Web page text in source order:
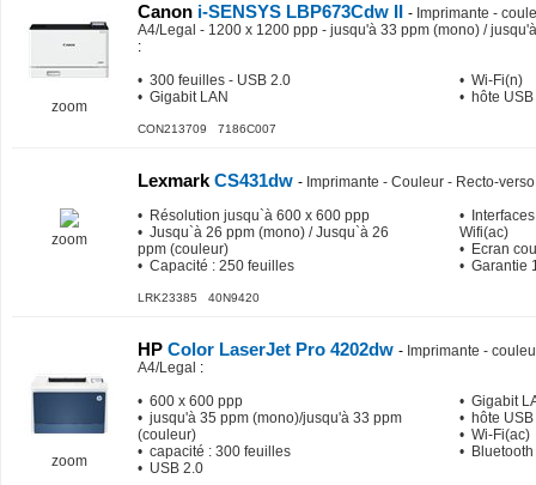
zoom
Canon i-SENSYS LBP673Cdw II - Imprimante -
A4/Legal - 1200 x 1200 ppp - jusqu'à 33 ppm (mono) /
:
• 300 feuilles - USB 2.0
• Gigabit LAN
• Wi-Fi(n)
• hôte USB
CON213709 7186C007
zoom
Lexmark CS431dw - Imprimante - Couleur - Recto-
• Résolution jusqu`à 600 x 600 ppp
• Jusqu`à 26 ppm (mono) / Jusqu`à 26
ppm (couleur)
• Capacité : 250 feuilles
•
Wifi(ac)
• Ecran
• Garantie
LRK23385 40N9420
zoom
HP Color LaserJet Pro 4202dw - Imprimante -
A4/Legal :
• 600 x 600 ppp
• jusqu'à 35 ppm (mono)/jusqu'à 33 ppm
(couleur)
• capacité : 300 feuilles
• USB 2.0
• Gigabit
• hôte USB
• Wi-Fi(ac)
• Bluetooth